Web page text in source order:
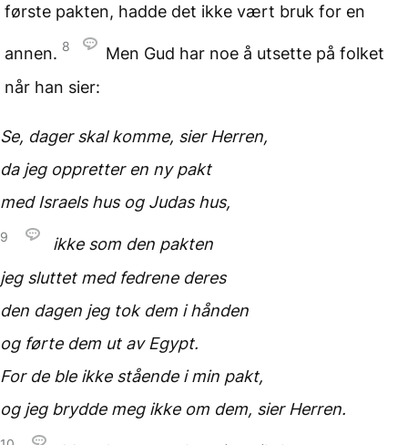
første pakten, hadde det ikke vært bruk for en
annen. 8
Men Gud har noe å utsette på folket
når han sier:
Se, dager skal komme, sier Herren,
da jeg oppretter en ny pakt
med Israels hus og Judas hus,
9
ikke som den pakten
jeg sluttet med fedrene deres
den dagen jeg tok dem i hånden
og førte dem ut av Egypt.
For de ble ikke stående i min pakt,
og jeg brydde meg ikke om dem, sier Herren.